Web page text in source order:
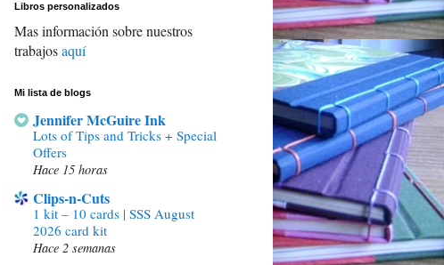
Libros personalizados
Mas información sobre nuestros
trabajosaquí
Mi lista de blogs
Jennifer McGuire Ink
Lots of Tips and Tricks + Special
Offers
Hace 15 horas
Clips-n-Cuts
1 kit – 10 cards | SSS August
2026 card kit
Hace 2 semanas